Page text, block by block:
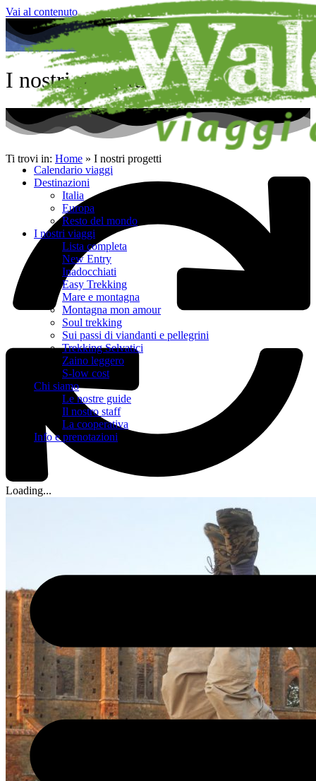
Vai al contenuto
Calendario viaggi
Destinazioni
Italia
Europa
Resto del mondo
I nostri viaggi
Lista completa
New Entry
Inadocchiati
Easy Trekking
Mare e montagna
Montagna mon amour
Soul trekking
Sui passi di viandanti e pellegrini
Trekking Selvatici
Zaino leggero
S-low cost
Chi siamo
Le nostre guide
Il nostro staff
La cooperativa
Info e prenotazioni
I nostri progetti
Ti trovi in: Home » I nostri progetti
Loading...